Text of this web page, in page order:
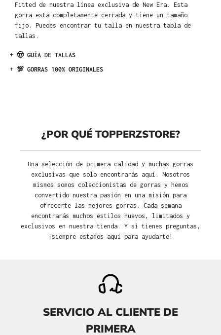
Fitted de nuestra línea exclusiva de New Era. Esta
gorra está completamente cerrada y tiene un tamaño
fijo. Puedes encontrar tu talla en nuestra tabla de
tallas.
+ 🤠 GUÍA DE TALLAS
+ 💯 GORRAS 100% ORIGINALES
¿POR QUÉ TOPPERZSTORE?
Una selección de primera calidad y muchas gorras
exclusivas que solo encontrarás aquí. Nosotros
mismos somos coleccionistas de gorras y hemos
convertido nuestra pasión en una misión para
ofrecerte las mejores gorras. Cada semana
encontrarás muchos estilos nuevos, limitados y
exclusivos en nuestra tienda. Y si tienes preguntas,
¡siempre estamos aquí para ayudarte!
SERVICIO AL CLIENTE DE
PRIMERA